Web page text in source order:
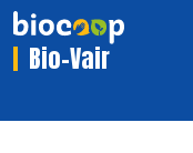
Bio-Vair